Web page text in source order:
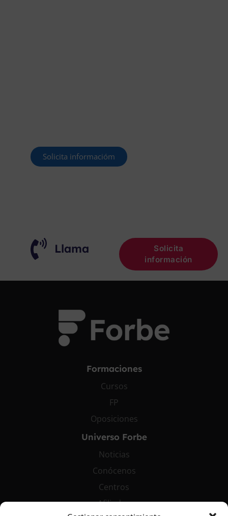
Solicita informacióm
Llama
Solicita
información
Formaciones
Cursos
FP
Oposiciones
Universo Forbe
Noticias
Conócenos
Centros
Afiliados